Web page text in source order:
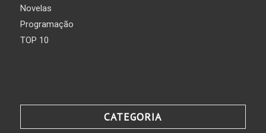
Novelas
Programação
TOP 10
CATEGORIA